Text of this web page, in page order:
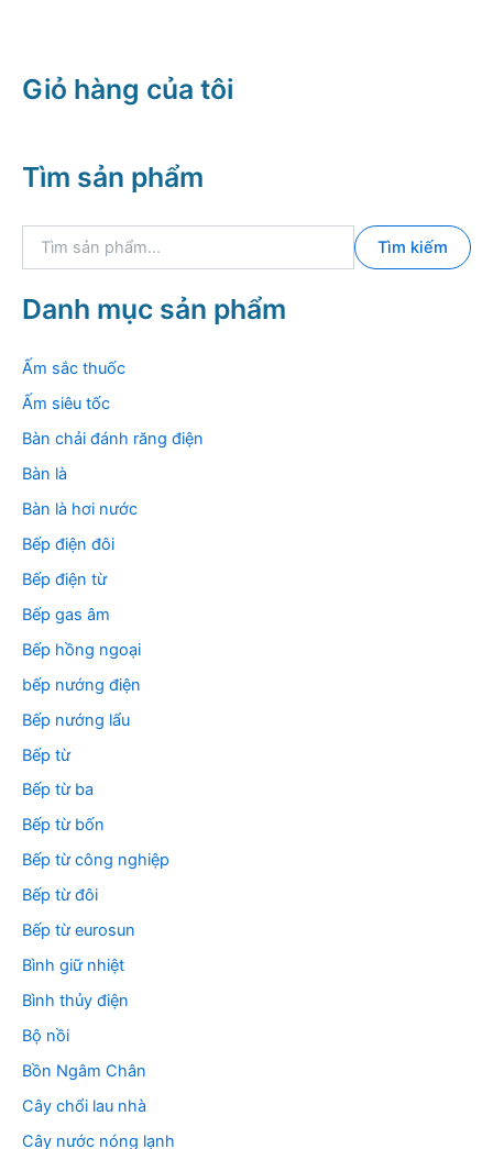
Giỏ hàng của tôi
Tìm sản phẩm
k
i
m
Tìm kiếm
Danh mục sản phẩm
Ấm sắc thuốc
Ấm siêu tốc
Bàn chải đánh răng điện
Bàn là
Bàn là hơi nước
Bếp điện đôi
Bếp điện từ
Bếp gas âm
Bếp hồng ngoại
bếp nướng điện
Bếp nướng lẩu
Bếp từ
Bếp từ ba
Bếp từ bốn
Bếp từ công nghiệp
Bếp từ đôi
Bếp từ eurosun
Bình giữ nhiệt
Bình thủy điện
Bộ nồi
Bồn Ngâm Chân
Cây chổi lau nhà
Cây nước nóng lạnh